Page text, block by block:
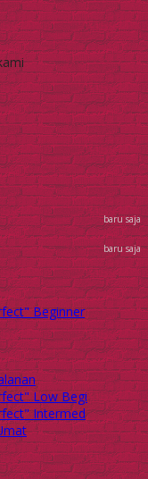
baru saja
baru saja
Beginner
Low Begi
Intermed